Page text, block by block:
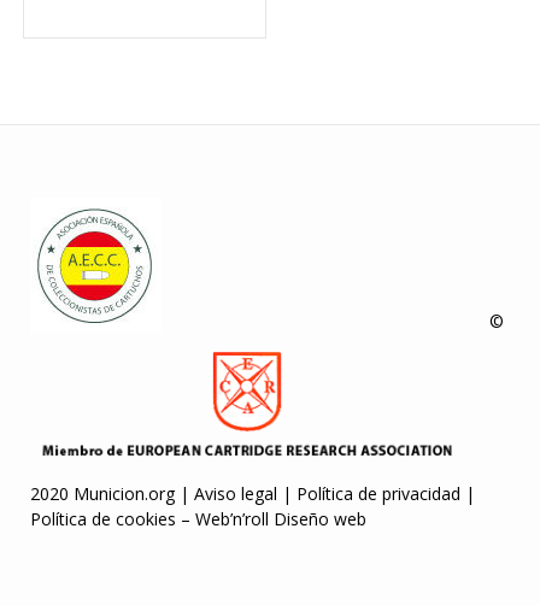
©
2020 Municion.org | Aviso legal | Política de privacidad |
Política de cookies – Web’n’roll Diseño web